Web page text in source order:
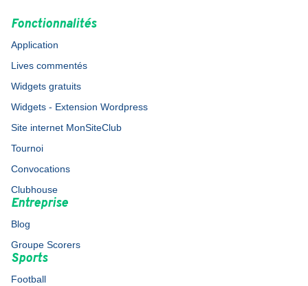
Fonctionnalités
Application
Lives commentés
Widgets gratuits
Widgets - Extension Wordpress
Site internet MonSiteClub
Tournoi
Convocations
Clubhouse
Entreprise
Blog
Groupe Scorers
Sports
Football